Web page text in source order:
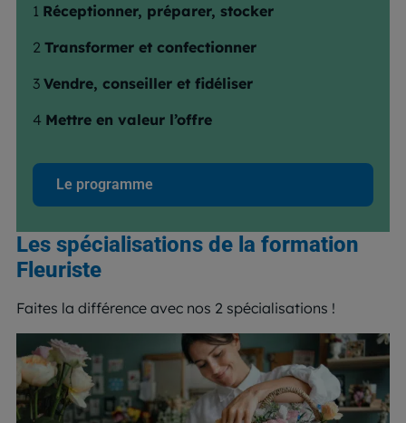
1 Réceptionner, préparer, stocker
2 Transformer et confectionner
3 Vendre, conseiller et fidéliser
4 Mettre en valeur l’offre
Le programme
Les spécialisations de la formation
Fleuriste
Faites la différence avec nos 2 spécialisations !